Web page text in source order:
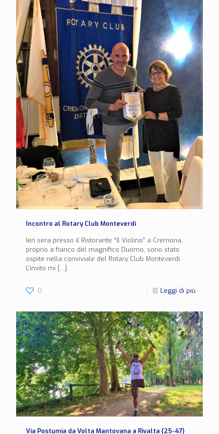
Incontro al Rotary Club Monteverdi
Ieri sera presso il Ristorante “Il Violino” a Cremona,
proprio a fianco del magnifico Duomo, sono stato
ospite nella conviviale del Rotary Club Monteverdi.
L’invito mi […]
0 Leggi di più
Via Postumia da Volta Mantovana a Rivalta (25-47)